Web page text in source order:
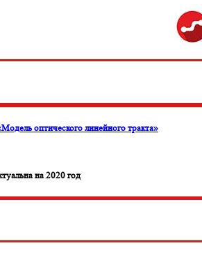
оптического линейного тракта»
на 2020 год